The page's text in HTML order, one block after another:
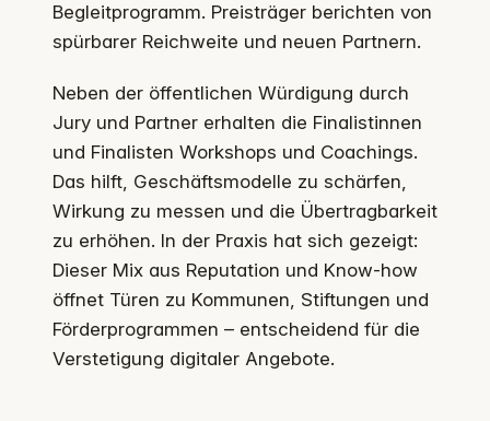
Begleitprogramm. Preisträger berichten von
spürbarer Reichweite und neuen Partnern.
Neben der öffentlichen Würdigung durch
Jury und Partner erhalten die Finalistinnen
und Finalisten Workshops und Coachings.
Das hilft, Geschäftsmodelle zu schärfen,
Wirkung zu messen und die Übertragbarkeit
zu erhöhen. In der Praxis hat sich gezeigt:
Dieser Mix aus Reputation und Know-how
öffnet Türen zu Kommunen, Stiftungen und
Förderprogrammen – entscheidend für die
Verstetigung digitaler Angebote.